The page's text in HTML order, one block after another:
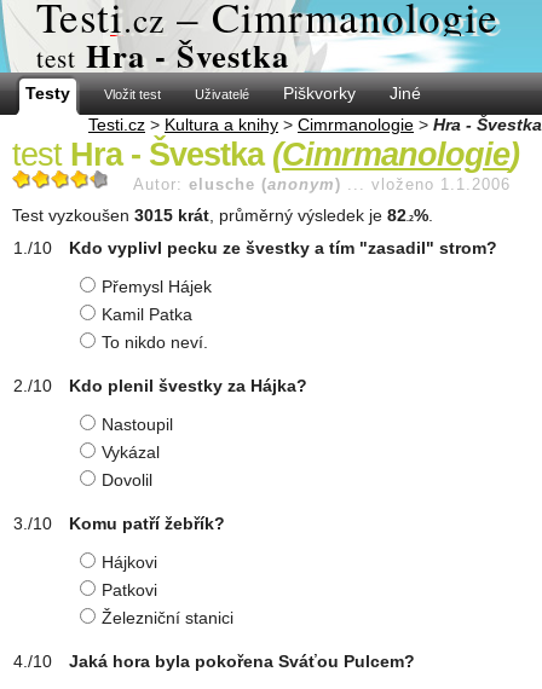
Testi.cz – Cimrmanologie
test Hra - Švestka
Testy Vložit test Uživatelé Piškvorky
Jiné
Testi.cz > Kultura a knihy > Cimrmanologie > Hra - Švestka
test Hra - Švestka (Cimrmanologie)
Autor: elusche (anonym ) ... vloženo 1.1.2006
Test vyzkoušen 3015 krát , průměrný výsledek je 82 .2%
Kdo vyplivl pecku ze švestky a tím "zasadil" strom?
Přemysl Hájek
Kamil Patka
To nikdo neví.
Kdo plenil švestky za Hájka?
Nastoupil
Vykázal
Dovolil
Komu patří žebřík?
Hájkovi
Patkovi
Železniční stanici
Jaká hora byla pokořena Sváťou Pulcem?